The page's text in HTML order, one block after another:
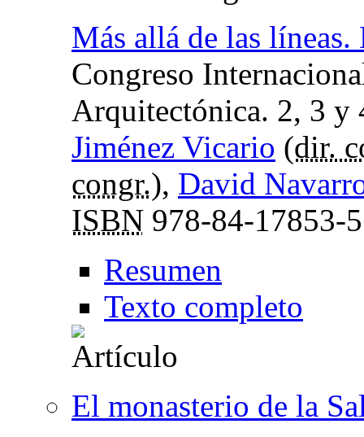
Más allá de las
Congreso
Arquitectónica. 2, 3 y
Jiménez Vicario (dir.
congr.), David
ISBN 978-84-17853-
Resumen
Texto completo
El monasterio de la